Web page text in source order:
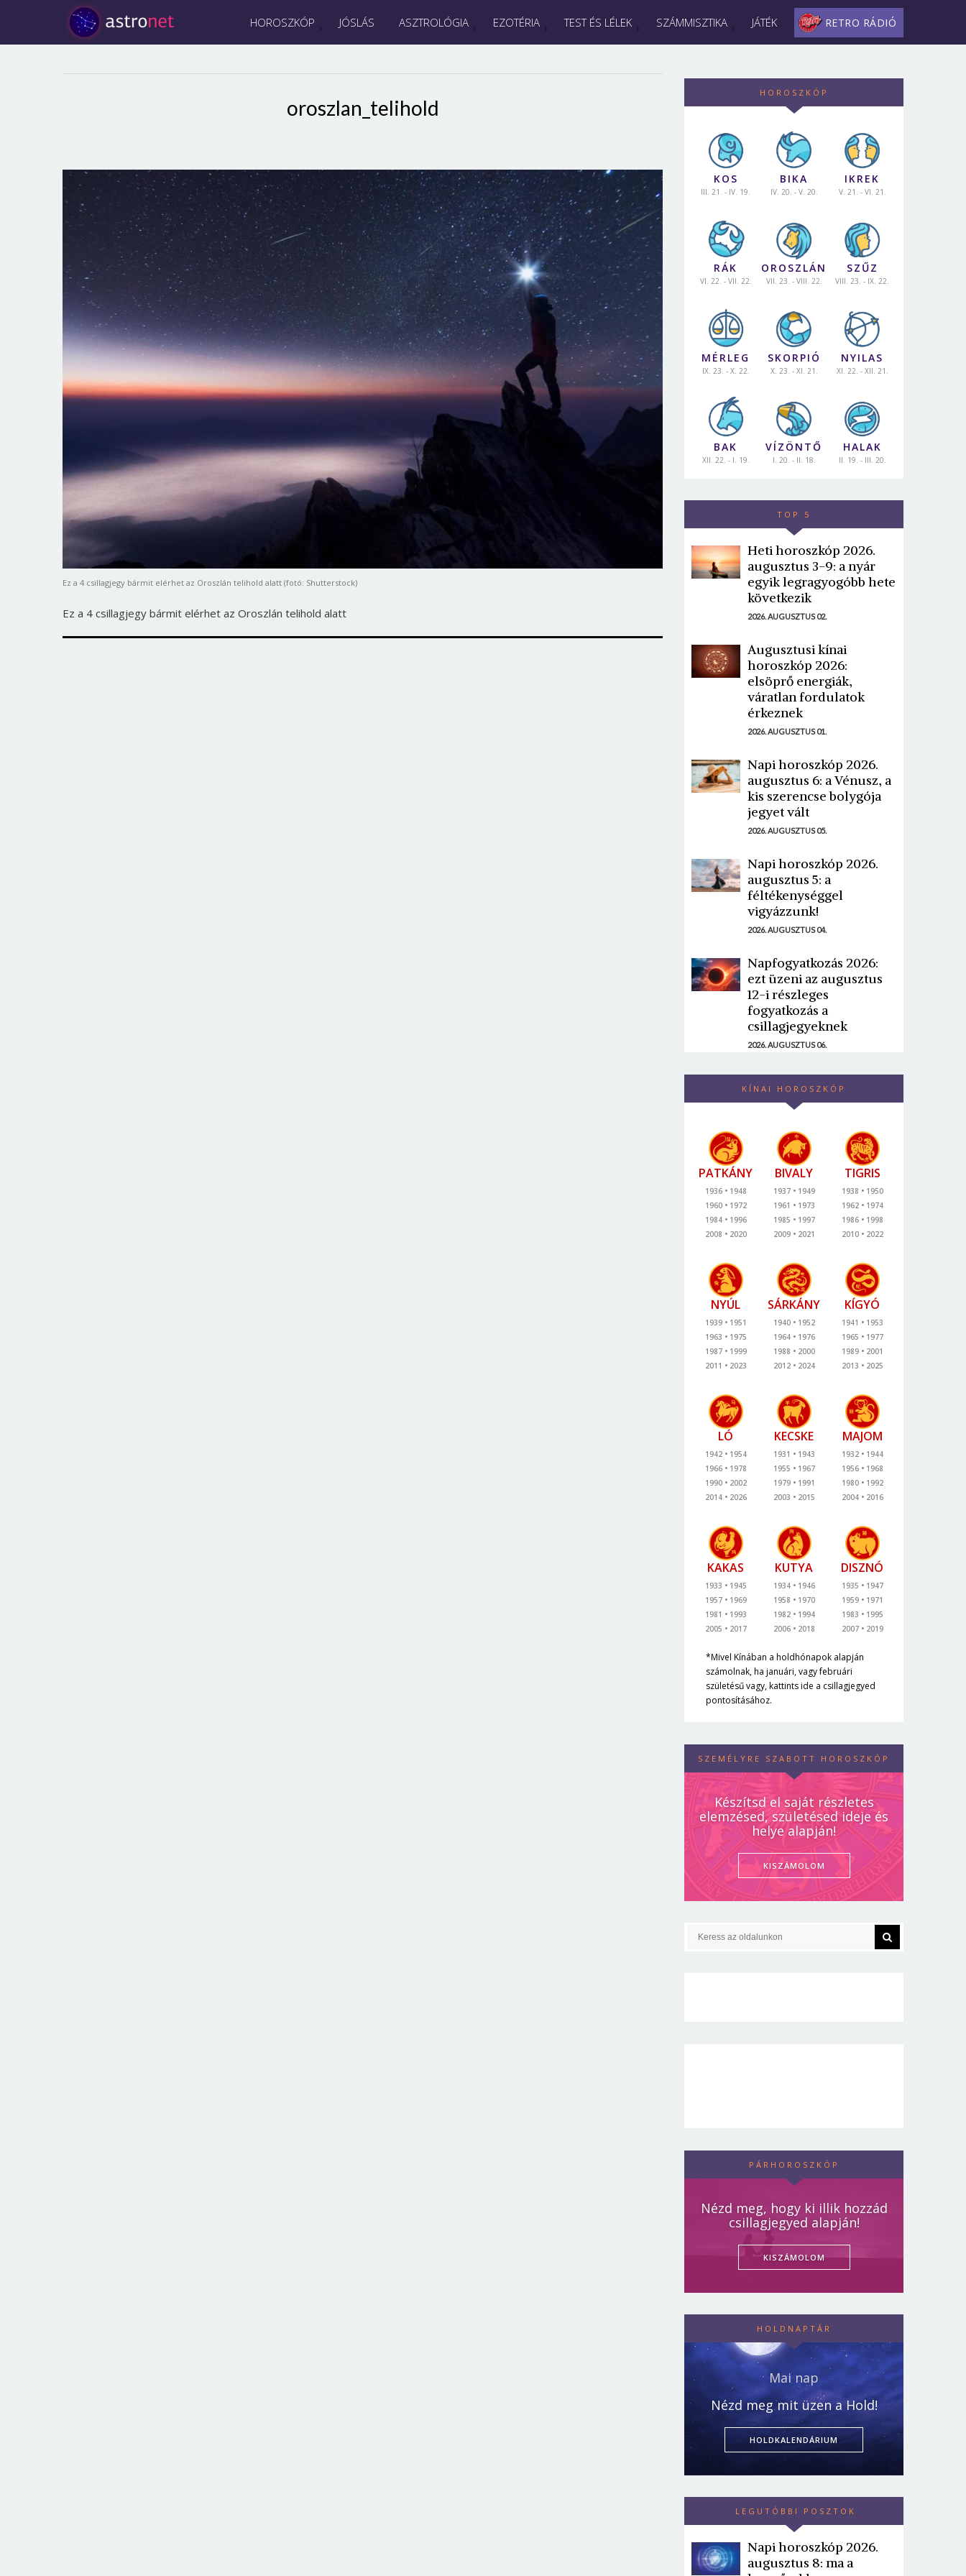
HOROSZKÓP JÓSLÁS ASZTROLÓGIA EZOTÉRIA TEST ÉS LÉLEK SZÁMMISZTIKA JÁTÉK RETRO RÁDIÓ
oroszlan_telihold
Ez a 4 csillagjegy bármit elérhet az Oroszlán telihold alatt (fotó: Shutterstock)
Ez a 4 csillagjegy bármit elérhet az Oroszlán telihold alatt
HOROSZKÓP
KOS
III. 21. - IV. 19.
BIKA
IV. 20. - V. 20.
IKREK
V. 21. - VI. 21.
RÁK
VI. 22. - VII. 22.
OROSZLÁN
VII. 23. - VIII. 22.
SZŰZ
VIII. 23. - IX. 22.
MÉRLEG
IX. 23. - X. 22.
SKORPIÓ
X. 23. - XI. 21.
NYILAS
XI. 22. - XII. 21.
BAK
XII. 22. - I. 19.
VÍZÖNTŐ
I. 20. - II. 18.
HALAK
II. 19. - III. 20.
TOP 5
Heti horoszkóp 2026.
augusztus 3-9: a nyár
egyik legragyogóbb hete
következik
2026. AUGUSZTUS 02.
Augusztusi kínai
horoszkóp 2026:
elsöprő energiák,
váratlan fordulatok
érkeznek
2026. AUGUSZTUS 01.
Napi horoszkóp 2026.
augusztus 6: a Vénusz, a
kis szerencse bolygója
jegyet vált
2026. AUGUSZTUS 05.
Napi horoszkóp 2026.
augusztus 5: a
féltékenységgel
vigyázzunk!
2026. AUGUSZTUS 04.
Napfogyatkozás 2026:
ezt üzeni az augusztus
12-i részleges
fogyatkozás a
csillagjegyeknek
2026. AUGUSZTUS 06.
KÍNAI HOROSZKÓP
PATKÁNY
1936
1948
1960
1972
1984
1996
2008
2020
BIVALY
1937
1949
1961
1973
1985
1997
2009
2021
TIGRIS
1938
1950
1962
1974
1986
1998
2010
2022
NYÚL
1939
1951
1963
1975
1987
1999
2011
2023
SÁRKÁNY
1940
1952
1964
1976
1988
2000
2012
2024
KÍGYÓ
1941
1953
1965
1977
1989
2001
2013
2025
LÓ
1942
1954
1966
1978
1990
2002
2014
2026
KECSKE
1931
1943
1955
1967
1979
1991
2003
2015
MAJOM
1932
1944
1956
1968
1980
1992
2004
2016
KAKAS
1933
1945
1957
1969
1981
1993
2005
2017
KUTYA
1934
1946
1958
1970
1982
1994
2006
2018
DISZNÓ
1935
1947
1959
1971
1983
1995
2007
2019
*Mivel Kínában a holdhónapok alapján
számolnak, ha januári, vagy februári
születésű vagy, kattints ide a csillagjegyed
pontosításához.
SZEMÉLYRE SZABOTT HOROSZKÓP
Készítsd el saját részletes
elemzésed, születésed ideje és
helye alapján!
KISZÁMOLOM
PÁRHOROSZKÓP
Nézd meg, hogy ki illik hozzád
csillagjegyed alapján!
KISZÁMOLOM
HOLDNAPTÁR
Mai nap
Nézd meg mit üzen a Hold!
HOLDKALENDÁRIUM
LEGUTÓBBI POSZTOK
Napi horoszkóp 2026.
augusztus 8: ma a